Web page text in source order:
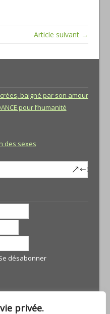
privée.
Article suivant →
baigné par son amour
pour l’humanité
des sexes
désabonner